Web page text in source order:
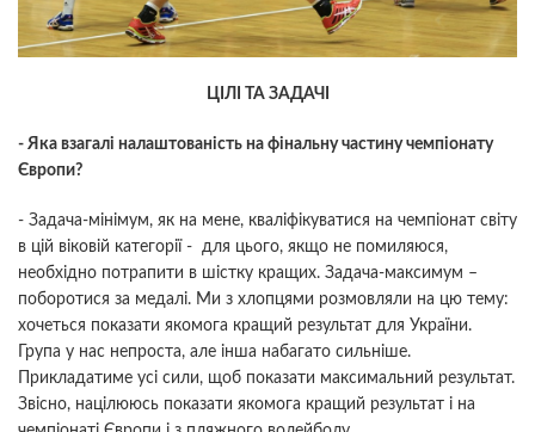
ЦІЛІ ТА ЗАДАЧІ
- Яка взагалі налаштованість на фінальну частину чемпіонату
Європи?
- Задача-мінімум, як на мене, кваліфікуватися на чемпіонат світу
в цій віковій категорії - для цього, якщо не помиляюся,
необхідно потрапити в шістку кращих. Задача-максимум –
поборотися за медалі. Ми з хлопцями розмовляли на цю тему:
хочеться показати якомога кращий результат для України.
Група у нас непроста, але інша набагато сильніше.
Прикладатиме усі сили, щоб показати максимальний результат.
Звісно, націлююсь показати якомога кращий результат і на